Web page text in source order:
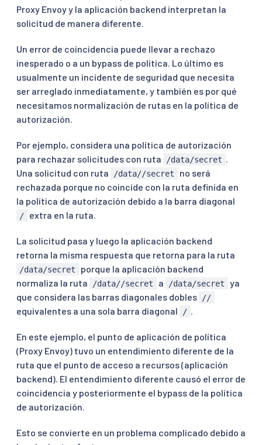
Proxy Envoy y la aplicación backend interpretan la
solicitud de manera diferente.
Un error de coincidencia puede llevar a rechazo
inesperado o a un bypass de política. Lo último es
usualmente un incidente de seguridad que necesita
ser arreglado inmediatamente, y también es por qué
necesitamos normalización de rutas en la política de
autorización.
Por ejemplo, considera una política de autorización
para rechazar solicitudes con ruta
/data/secret
Una solicitud con ruta
/data//secret
no será
rechazada porque no coincide con la ruta definida en
la política de autorización debido a la barra diagonal
/ extra en la ruta.
La solicitud pasa y luego la aplicación backend
retorna la misma respuesta que retorna para la ruta
/data/secret
porque la aplicación backend
normaliza la ruta
/data//secret a /data/secret
ya
que considera las barras diagonales dobles
//
equivalentes a una sola barra diagonal /
En este ejemplo, el punto de aplicación de política
(Proxy Envoy) tuvo un entendimiento diferente de la
ruta que el punto de acceso a recursos (aplicación
backend). El entendimiento diferente causó el error de
coincidencia y posteriormente el bypass de la política
de autorización.
Esto se convierte en un problema complicado debido a